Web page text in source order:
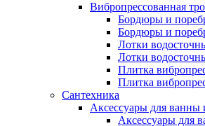
Вибропрессованная
Бордюры и
Бордюры и
Лотки
Лотки
Плитка
Плитка
Сантехника
Аксессуары для ванны
Аксессуары для